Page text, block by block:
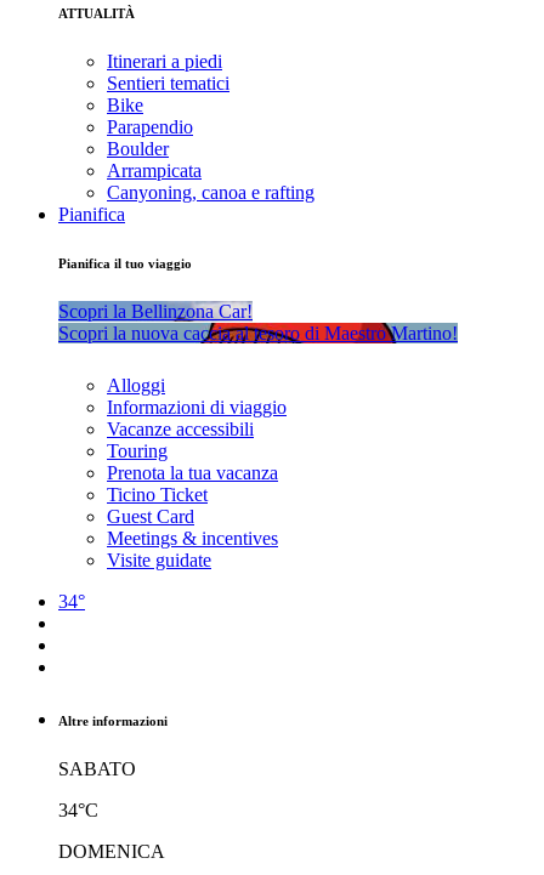
ATTUALITÀ
Itinerari a piedi
Sentieri tematici
Bike
Parapendio
Boulder
Arrampicata
Canyoning, canoa e rafting
Pianifica
Pianifica il tuo viaggio
Scopri la Bellinzona Car!
Scopri la nuova caccia al tesoro di Maestro Martino!
Alloggi
Informazioni di viaggio
Vacanze accessibili
Touring
Prenota la tua vacanza
Ticino Ticket
Guest Card
Meetings & incentives
Visite guidate
34°
Altre informazioni
SABATO
34°C
DOMENICA